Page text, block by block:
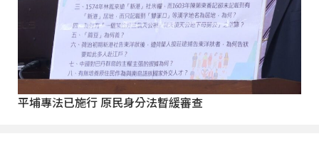
平埔專法已施行 原民身分法暫緩審查